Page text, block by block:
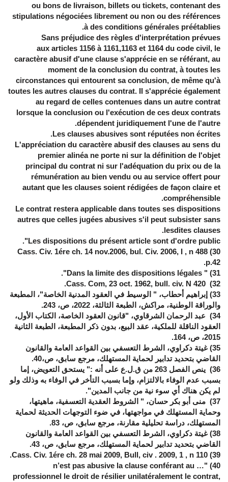
ou bons de livraison, billets ou tickets, contenant des
stipulations négociées librement ou non ou des références
à des conditions générales préétablies.
Sans préjudice des règles d'interprétation prévues
aux articles 1156 à 1161,1163 et 1164du code civil, le
caractère abusif d'une clause s'apprécie en se référant, au
moment de la conclusion du contrat, à toutes les
circonstances qui entourent sa conclusion, de même qu'à
toutes les autres clauses du contrat. Il s'apprécie également
au regard de celles contenues dans un autre contrat
lorsque la conclusion ou l'exécution de ces deux contrats
dépendent juridiquement l'une de l'autre.
Les clauses abusives sont réputées non écrites.
L'appréciation du caractère abusif des clauses au sens du
premier alinéa ne porte ni sur la définition de l'objet
principal du contrat ni sur l'adéquation du prix ou de la
rémunération au bien vendu ou au service offert pour
autant que les clauses soient rédigées de façon claire et
compréhensible.
Le contrat restera applicable dans toutes ses dispositions
autres que celles jugées abusives s'il peut subsister sans
lesdites clauses.
Les dispositions du présent article sont d'ordre public
"
.
30)
Cass. Civ. 1ére ch. 14 nov.2006, bul. Civ. 2006, I , n 488
p.42.
31)
"
".
32)
33)
إبراهيم أحطاب، " الوسيط في العقود المدنية الخاصة"، المطبعة
والوراقة الوطنية، مراكش، الطبعة الثالثة، 2022، ص، 243.
34)
عبد الرحمان الشرقاوي، "قانون العقود الخاصة، الكتاب الأول،
العقود الناقلة للملكية، عقد البيع، بدون ذكر المطبعة، الطبعة الثانية
2015، ص، 164.
35) غيتة دكراوي، الشرط التعسفي بين القواعد العامة والقانون
القاضي بتحديد تدابير لحماية المستهلك، مرجع سابق، ص،40.
36
) ينص الفصل 263 من ق.ل.ع على أنه :" يستحق التعويض، إما
بسبب عدم الوفاء بالالتزام، وإما بسبب التأخر في الوفاء به وذلك ولو
لم يكن هناك أي سوء نية من جانب المدين".
37) منى أبو بكر حسان، " الشروط العقدية التعسفية، ماهيتها،
وحماية المستهلك في مواجهتها، في ضوء التوجهات الحديثة لحماية
المستهلك، دراسة تحليلية مقارنة، مرجع سابق، ص، 83.
38) غيتة دكراوي، الشرط التعسفي بين القواعد العامة والقانون
القاضي بتحديد تدابير لحماية المستهلك، مرجع سابق، ص، 43.
39
) Cass. Civ. 1ére ch. 28 mai 2009, Bull, civ . 2009, 1 , n 110.
40
)
"
… n’est pas abusive la clause conférant au
professionnel le droit de résilier unilatéralement le contrat,